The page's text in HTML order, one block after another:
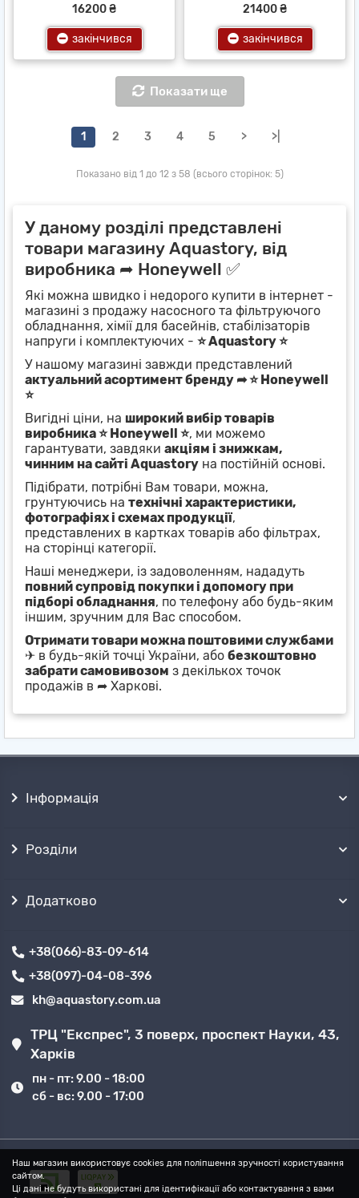
16200 ₴
закінчився
21400 ₴
закінчився
Показати ще
1 2 3 4 5 > >|
Показано від 1 до 12 з 58 (всього сторінок: 5)
У даному розділі представлені
товари магазину Aquastory, від
виробника ➦ Honeywell ✅
Які можна швидко і недорого купити в інтернет -
магазині з продажу насосного та фільтруючого
обладнання, хімії для басейнів, стабілізаторів
напруги і комплектуючих - ⭐ Aquastory ⭐
У нашому магазині завжди представлений
актуальний асортимент бренду ➦ ⭐ Honeywell
⭐
Вигідні ціни, на широкий вибір товарів
виробника ⭐ Honeywell ⭐, ми можемо
гарантувати, завдяки акціям і знижкам,
чинним на сайті Aquastory на постійній основі.
Підібрати, потрібні Вам товари, можна,
грунтуючись на технічні характеристики,
фотографіях і схемах продукції,
представлених в картках товарів або фільтрах,
на сторінці категорії.
Наші менеджери, із задоволенням, нададуть
повний супровід покупки і допомогу при
підборі обладнання, по телефону або будь-яким
іншим, зручним для Вас способом.
Отримати товари можна поштовими службами
✈ в будь-якій точці України, або безкоштовно
забрати самовивозом з декількох точок
продажів в ➦ Харкові.
Наш магазин використовує cookies для поліпшення зручності користування
сайтом.
Ці дані не будуть використані для ідентифікації або контактування з вами
Інформація
Розділи
Додатково
+38(066)-83-09-614
+38(097)-04-08-396
kh@aquastory.com.ua
ТРЦ "Експрес", 3 поверх, проспект Науки, 43,
Харків
пн - пт: 9.00 - 18:00
сб - вс: 9.00 - 17:00